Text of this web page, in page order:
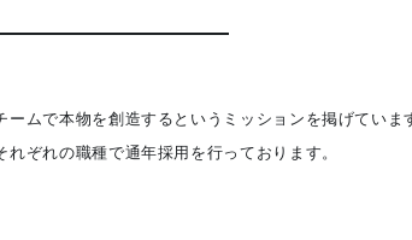
ームで本物を創造するというミッションを掲げてい
ぞれの職種で通年採用を行っております。